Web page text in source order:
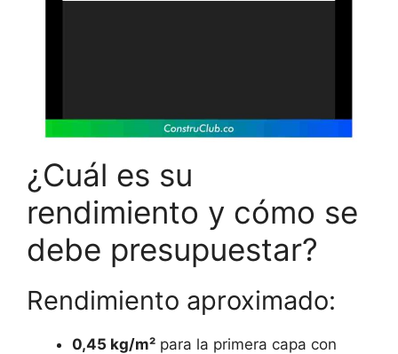
¿Cuál es su
rendimiento y cómo se
debe presupuestar?
Rendimiento aproximado:
0,45 kg/m² para la primera capa con